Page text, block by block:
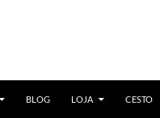
BLOG LOJA CESTO